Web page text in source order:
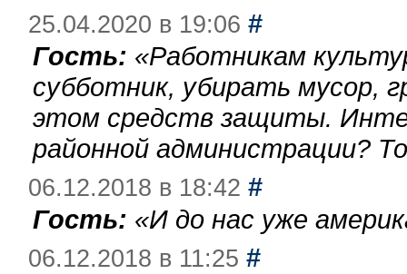
25.04.2020 в 19:06 #
Гость: «Работникам
субботник, убирать мусор,
этом средств защиты.
районной администрации?
06.12.2018 в 18:42 #
Гость: «И до нас уже
06.12.2018 в 11:25 #